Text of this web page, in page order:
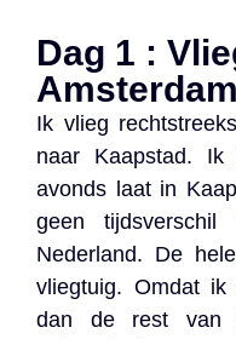
Dag 1 :
Ik vlieg
naar Kaapstad.
avonds laat in
geen
Nederland. De
vliegtuig. Omdat
dan de rest van